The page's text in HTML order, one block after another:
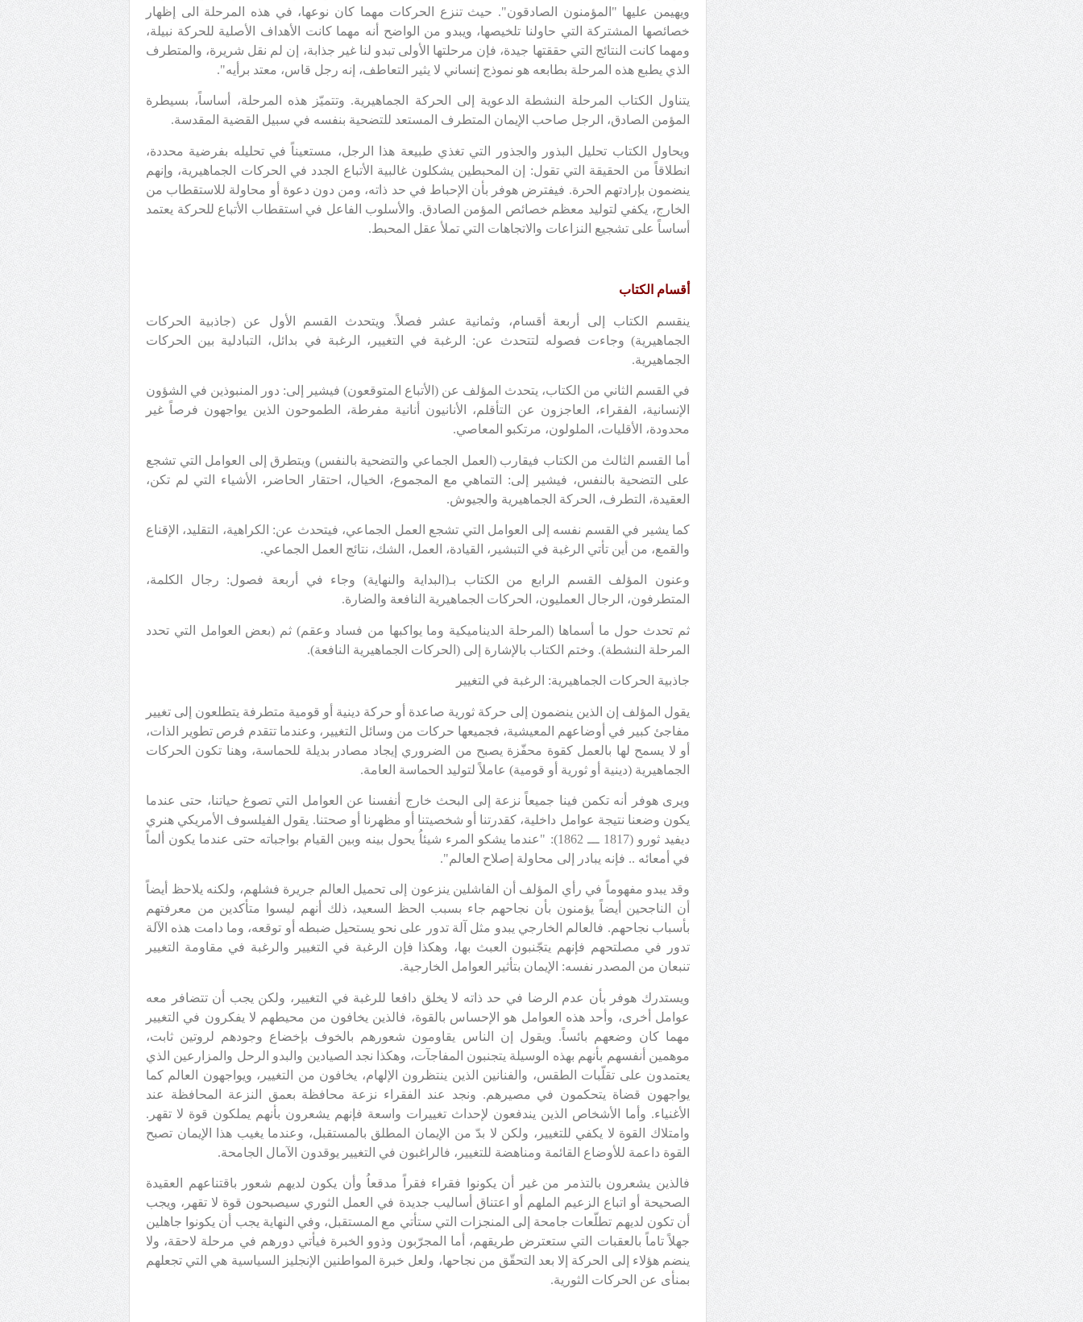
ويهيمن عليها "المؤمنون الصادقون". حيث تنزع الحركات مهما كان نوعها، في هذه المرحلة الى إظهار
خصائصها المشتركة التي حاولنا تلخيصها، ويبدو من الواضح أنه مهما كانت الأهداف الأصلية للحركة نبيلة،
ومهما كانت النتائج التي حققتها جيدة، فإن مرحلتها الأولى تبدو لنا غير جذابة، إن لم نقل شريرة، والمتطرف
الذي يطبع هذه المرحلة بطابعه هو نموذج إنساني لا يثير التعاطف، إنه رجل قاس، معتد برأيه".
يتناول الكتاب المرحلة النشطة الدعوية إلى الحركة الجماهيرية. وتتميّز هذه المرحلة، أساساً، بسيطرة
المؤمن الصادق، الرجل صاحب الإيمان المتطرف المستعد للتضحية بنفسه في سبيل القضية المقدسة.
ويحاول الكتاب تحليل البذور والجذور التي تغذي طبيعة هذا الرجل، مستعيناً في تحليله بفرضية محددة،
انطلاقاً من الحقيقة التي تقول: إن المحبطين يشكلون غالبية الأتباع الجدد في الحركات الجماهيرية، وإنهم
ينضمون بإرادتهم الحرة. فيفترض هوفر بأن الإحباط في حد ذاته، ومن دون دعوة أو محاولة للاستقطاب من
الخارج، يكفي لتوليد معظم خصائص المؤمن الصادق. والأسلوب الفاعل في استقطاب الأتباع للحركة يعتمد
أساساً على تشجيع النزاعات والاتجاهات التي تملأ عقل المحبط.
أقسام الكتاب
ينقسم الكتاب إلى أربعة أقسام، وثمانية عشر فصلاً. ويتحدث القسم الأول عن (جاذبية الحركات
الجماهيرية) وجاءت فصوله لتتحدث عن: الرغبة في التغيير، الرغبة في بدائل، التبادلية بين الحركات
الجماهيرية.
في القسم الثاني من الكتاب، يتحدث المؤلف عن (الأتباع المتوقعون) فيشير إلى: دور المنبوذين في الشؤون
الإنسانية، الفقراء، العاجزون عن التأقلم، الأنانيون أنانية مفرطة، الطموحون الذين يواجهون فرصاً غير
محدودة، الأقليات، الملولون، مرتكبو المعاصي.
أما القسم الثالث من الكتاب فيقارب (العمل الجماعي والتضحية بالنفس) ويتطرق إلى العوامل التي تشجع
على التضحية بالنفس، فيشير إلى: التماهي مع المجموع، الخيال، احتقار الحاضر، الأشياء التي لم تكن،
العقيدة، التطرف، الحركة الجماهيرية والجيوش.
كما يشير في القسم نفسه إلى العوامل التي تشجع العمل الجماعي، فيتحدث عن: الكراهية، التقليد، الإقناع
والقمع، من أين تأتي الرغبة في التبشير، القيادة، العمل، الشك، نتائج العمل الجماعي.
وعنون المؤلف القسم الرابع من الكتاب بـ(البداية والنهاية) وجاء في أربعة فصول: رجال الكلمة،
المتطرفون، الرجال العمليون، الحركات الجماهيرية النافعة والضارة.
ثم تحدث حول ما أسماها (المرحلة الديناميكية وما يواكبها من فساد وعقم) ثم (بعض العوامل التي تحدد
المرحلة النشطة). وختم الكتاب بالإشارة إلى (الحركات الجماهيرية النافعة).
جاذبية الحركات الجماهيرية: الرغبة في التغيير
يقول المؤلف إن الذين ينضمون إلى حركة ثورية صاعدة أو حركة دينية أو قومية متطرفة يتطلعون إلى تغيير
مفاجئ كبير في أوضاعهم المعيشية، فجميعها حركات من وسائل التغيير، وعندما تتقدم فرص تطوير الذات،
أو لا يسمح لها بالعمل كقوة محفّزة يصبح من الضروري إيجاد مصادر بديلة للحماسة، وهنا تكون الحركات
الجماهيرية (دينية أو ثورية أو قومية) عاملاً لتوليد الحماسة العامة.
ويرى هوفر أنه تكمن فينا جميعاً نزعة إلى البحث خارج أنفسنا عن العوامل التي تصوغ حياتنا، حتى عندما
يكون وضعنا نتيجة عوامل داخلية، كقدرتنا أو شخصيتنا أو مظهرنا أو صحتنا. يقول الفيلسوف الأمريكي هنري
ديفيد ثورو (1817 ـــ 1862): "عندما يشكو المرء شيئاُ يحول بينه وبين القيام بواجباته حتى عندما يكون ألماً
في أمعائه .. فإنه يبادر إلى محاولة إصلاح العالم".
وقد يبدو مفهوماً في رأي المؤلف أن الفاشلين ينزعون إلى تحميل العالم جريرة فشلهم، ولكنه يلاحظ أيضاً
أن الناجحين أيضاً يؤمنون بأن نجاحهم جاء بسبب الحظ السعيد، ذلك أنهم ليسوا متأكدين من معرفتهم
بأسباب نجاحهم. فالعالم الخارجي يبدو مثل آلة تدور على نحو يستحيل ضبطه أو توقعه، وما دامت هذه الآلة
تدور في مصلتحهم فإنهم يتجّنبون العبث بها، وهكذا فإن الرغبة في التغيير والرغبة في مقاومة التغيير
تنبعان من المصدر نفسه: الإيمان بتأثير العوامل الخارجية.
ويستدرك هوفر بأن عدم الرضا في حد ذاته لا يخلق دافعا للرغبة في التغيير، ولكن يجب أن تتضافر معه
عوامل أخرى، وأحد هذه العوامل هو الإحساس بالقوة، فالذين يخافون من محيطهم لا يفكرون في التغيير
مهما كان وضعهم بائساً. ويقول إن الناس يقاومون شعورهم بالخوف بإخضاع وجودهم لروتين ثابت،
موهمين أنفسهم بأنهم بهذه الوسيلة يتجنبون المفاجآت، وهكذا نجد الصيادين والبدو الرحل والمزارعين الذي
يعتمدون على تقلّبات الطقس، والفنانين الذين ينتظرون الإلهام، يخافون من التغيير، ويواجهون العالم كما
يواجهون قضاة يتحكمون في مصيرهم. ونجد عند الفقراء نزعة محافظة بعمق النزعة المحافظة عند
الأغنياء. وأما الأشخاص الذين يندفعون لإحداث تغييرات واسعة فإنهم يشعرون بأنهم يملكون قوة لا تقهر.
وامتلاك القوة لا يكفي للتغيير، ولكن لا بدّ من الإيمان المطلق بالمستقبل، وعندما يغيب هذا الإيمان تصبح
القوة داعمة للأوضاع القائمة ومناهضة للتغيير، فالراغبون في التغيير يوقدون الآمال الجامحة.
فالذين يشعرون بالتذمر من غير أن يكونوا فقراء فقراً مدقعاُ وأن يكون لديهم شعور باقتناعهم العقيدة
الصحيحة أو اتباع الزعيم الملهم أو اعتناق أساليب جديدة في العمل الثوري سيصبحون قوة لا تقهر، ويجب
أن تكون لديهم تطلّعات جامحة إلى المنجزات التي ستأتي مع المستقبل، وفي النهاية يجب أن يكونوا جاهلين
جهلاً تاماً بالعقبات التي ستعترض طريقهم، أما المجرّبون وذوو الخبرة فيأتي دورهم في مرحلة لاحقة، ولا
ينضم هؤلاء إلى الحركة إلا بعد التحقّق من نجاحها، ولعل خبرة المواطنين الإنجليز السياسية هي التي تجعلهم
بمنأى عن الحركات الثورية.